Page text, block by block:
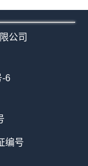
公司
-6
编号